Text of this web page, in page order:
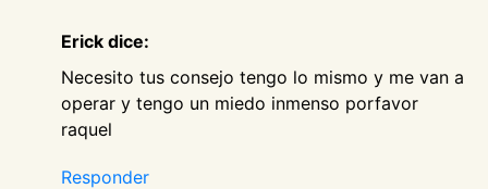
Erick dice:
Necesito tus consejo tengo lo mismo y me van a
operar y tengo un miedo inmenso porfavor
raquel
Responder